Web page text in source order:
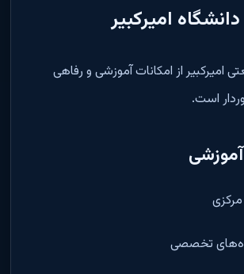
امیرکبیر
امیرکبیر از امکانات آموزشی و رفاهی
است.
مرکزی
تخصصی